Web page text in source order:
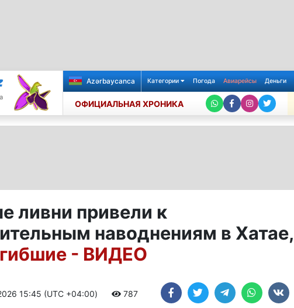
Azərbaycanca Категории Погода Авиарейсы Деньги
ОФИЦИАЛЬНАЯ ХРОНИКА
ливни привели к
наводнениям в Хатае,
- ВИДЕО
15:45 (UTC +04:00) 787